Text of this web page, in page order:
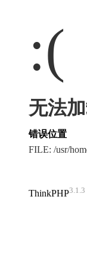
:(
无法
错误位置
FILE: /usr/
ThinkPHP3.1.3